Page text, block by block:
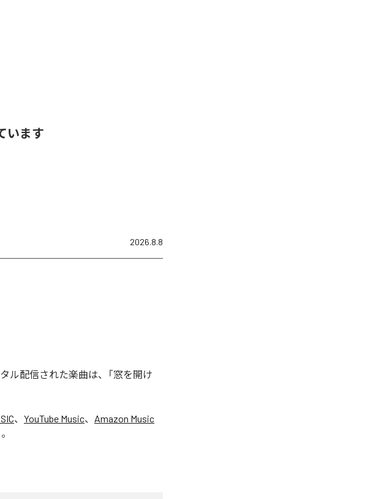
います
2026.8.8
ル配信された楽曲は、「窓を開け
、 YouTube Music、 Amazon Music